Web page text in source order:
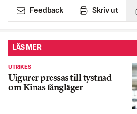
Feedback Skriv ut
LÄS MER
UTRIKES
Uigurer pressas till tystnad
om Kinas fångläger